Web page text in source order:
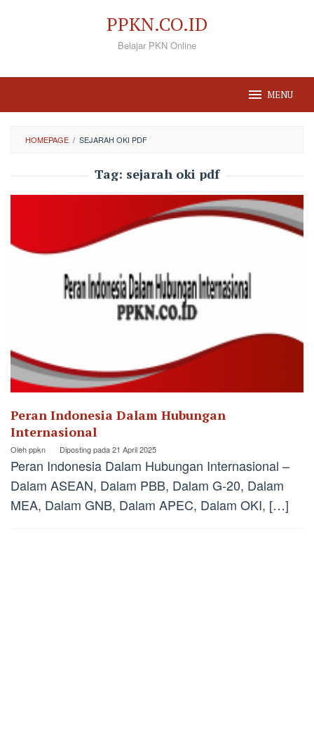
PPKN.CO.ID
Belajar PKN Online
MENU
HOMEPAGE / SEJARAH OKI PDF
Tag: sejarah oki pdf
Peran Indonesia Dalam Hubungan
Internasional
Olehppkn Diposting pada21 April 2025
Peran Indonesia Dalam Hubungan Internasional –
Dalam ASEAN, Dalam PBB, Dalam G-20, Dalam
MEA, Dalam GNB, Dalam APEC, Dalam OKI, […]